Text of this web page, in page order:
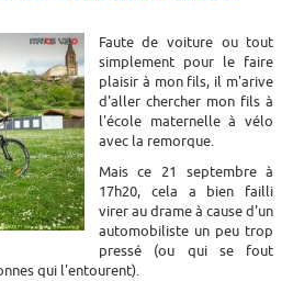
Faute de voiture ou tout
simplement pour le faire
plaisir à mon fils, il m'arive
d'aller chercher mon fils à
l'école maternelle à vélo
avec la remorque.
Mais ce 21 septembre à
17h20, cela a bien failli
virer au drame à cause d'un
automobiliste un peu trop
pressé (ou qui se fout
qui l'entourent).